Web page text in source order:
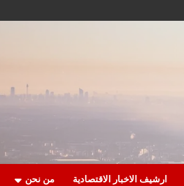
ارشيف الاخبار الاقتصادية من نحن